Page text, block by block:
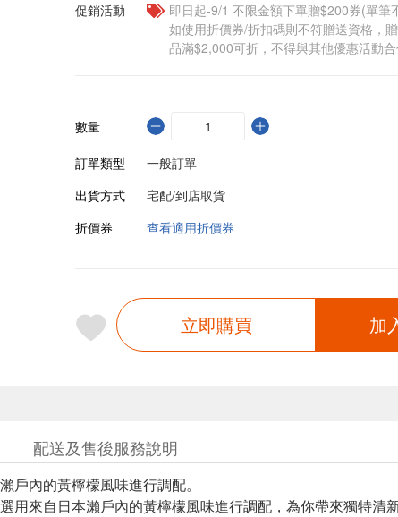
促銷活動
即日起-9/1 不限金額下單贈$200券(單筆
如使用折價券/折扣碼則不符贈送資格，
品滿$2,000可折，不得與其他優惠活動
數量
訂單類型
一般訂單
出貨方式
宅配/到店取貨
折價券
查看適用折價券
立即購買 加
配送及售後服務說明
戶內的黃檸檬風味進行調配。
用來自日本瀨戶內的黃檸檬風味進行調配，為你帶來獨特清